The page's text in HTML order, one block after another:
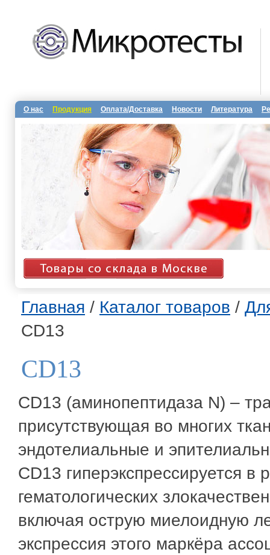
О нас Продукция Оплата/Доставка Новости Литература
Главная / Каталог товаров /
CD13
CD13
CD13 (аминопептидаза N) –
присутствующая во многих
эндотелиальные и
CD13 гиперэкспрессируется в
гематологических
включая острую миелоидную
экспрессия этого маркёра